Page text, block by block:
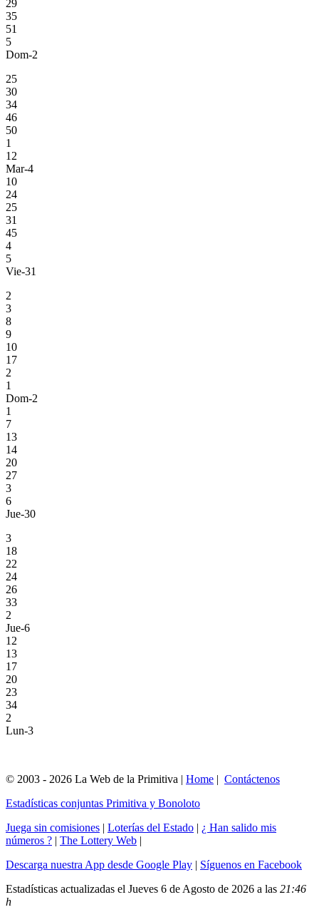
29
35
51
5
Dom-2
25
30
34
46
50
1
12
Mar-4
10
24
25
31
45
4
5
Vie-31
2
3
8
9
10
17
2
1
Dom-2
1
7
13
14
20
27
3
6
Jue-30
3
18
22
24
26
33
2
Jue-6
12
13
17
20
23
34
2
Lun-3
© 2003 - 2026 La Web de la Primitiva | Home | Contáctenos
Estadísticas conjuntas Primitiva y Bonoloto
Juega sin comisiones | Loterías del Estado | ¿ Han salido mis
números ? | The Lottery Web |
Descarga nuestra App desde Google Play | Síguenos en Facebook
Estadísticas actualizadas el Jueves 6 de Agosto de 2026 a las 21:46
h